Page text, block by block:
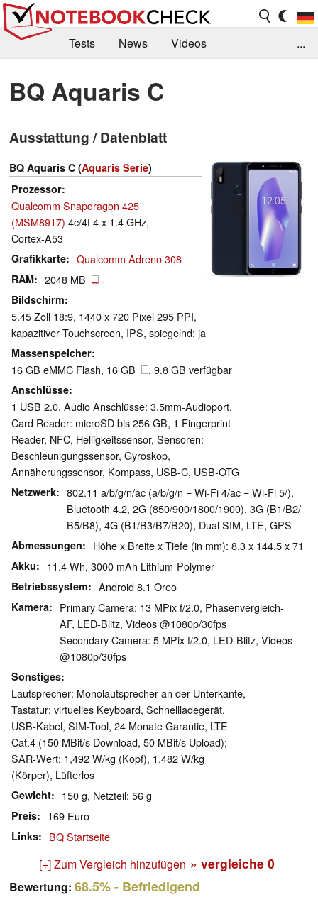
Tests News
Videos
Kaufberatung
Deals Suche
Forum
...
BQ Aquaris C
Ausstattung / Datenblatt
BQ Aquaris C (Aquaris Serie)
Prozessor
Qualcomm Snapdragon 425
(MSM8917) 4c/4t 4 x 1.4 GHz,
Cortex-A53
Grafikkarte Qualcomm Adreno 308
RAM 2048 MB
Bildschirm
5.45 Zoll 18:9, 1440 x 720 Pixel 295 PPI,
kapazitiver Touchscreen, IPS, spiegelnd: ja
Massenspeicher
16 GB eMMC Flash, 16 GB , 9.8 GB verfügbar
Anschlüsse
1 USB 2.0, Audio Anschlüsse: 3,5mm-Audioport,
Card Reader: microSD bis 256 GB, 1 Fingerprint
Reader, NFC, Helligkeitssensor, Sensoren:
Beschleunigungssensor, Gyroskop,
Annäherungssensor, Kompass, USB-C, USB-OTG
Netzwerk
802.11 a/b/g/n/ac (a/b/g/n = Wi-Fi 4/ac = Wi-Fi 5/),
Bluetooth 4.2, 2G (850/​900/​1800/​1900), 3G (B1/​B2/​
B5/​B8), 4G (B1/​B3/​B7/​B20), Dual SIM, LTE, GPS
Abmessungen Höhe x Breite x Tiefe (in mm): 8.3 x 144.5 x 71
Akku 11.4 Wh, 3000 mAh Lithium-Polymer
Betriebssystem Android 8.1 Oreo
Kamera
Primary Camera: 13 MPix f/​2.0, Phasenvergleich-
AF, LED-Blitz, Videos @1080p/​30fps
Secondary Camera: 5 MPix f/​2.0, LED-Blitz, Videos
@1080p/​30fps
Sonstiges
Lautsprecher: Monolautsprecher an der Unterkante,
Tastatur: virtuelles Keyboard, Schnellladegerät,
USB-Kabel, SIM-Tool, 24 Monate Garantie, LTE
Cat.4 (150 MBit/s Download, 50 MBit/s Upload);
SAR-Wert: 1,492 W/kg (Kopf), 1,482 W/kg
(Körper), Lüfterlos
Gewicht 150 g, Netzteil: 56 g
Preis 169 Euro
Links BQ Startseite
[+] Zum Vergleich hinzufügen » vergleiche 0
Bewertung: 68.5%- Befriedigend